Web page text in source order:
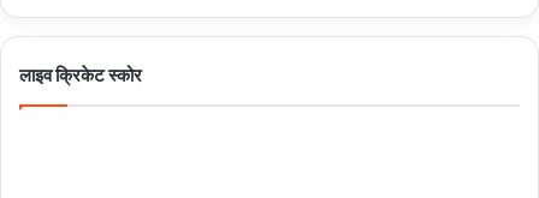
लाइव क्रिकेट स्कोर